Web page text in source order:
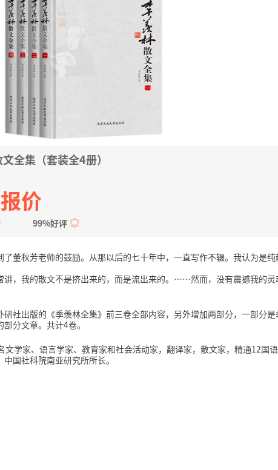
全集（套装全4册）
价
99%好评
秋芳老师的鼓励。从那以后的七十年中，一直写作不辍。我认为是纯
我的散文不是挤出来的，而是流出来的。……然而，没有震撼我的灵
出版的《季羡林全集》前三卷全部内容，另外增加两部分，一部分是
分文章。共计4卷。
家、语言学家、教育家和社会活动家，翻译家，散文家，精通12国
国社科院南亚研究所所长。